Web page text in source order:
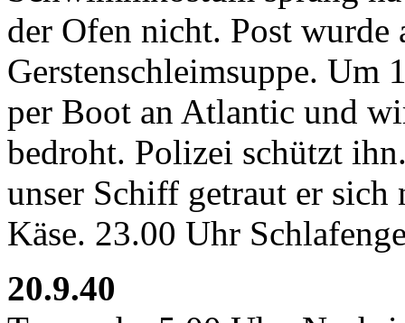
der Ofen nicht. Post
Gerstenschleimsuppe.
per Boot an Atlantic und
bedroht. Polizei schützt
unser Schiff getraut er
Käse. 23.00 Uhr
20.9.40